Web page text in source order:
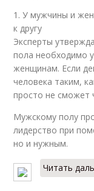
1. У мужчины и
к другу
Эксперты
пола необходимо
женщинам. Если
человека таким,
просто не сможет
Мужскому полу
лидерство при
но и нужным.
Читать